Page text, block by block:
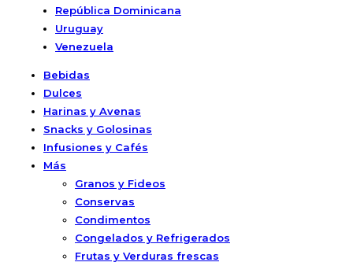
República Dominicana
Uruguay
Venezuela
Bebidas
Dulces
Harinas y Avenas
Snacks y Golosinas
Infusiones y Cafés
Más
Granos y Fideos
Conservas
Condimentos
Congelados y Refrigerados
Frutas y Verduras frescas